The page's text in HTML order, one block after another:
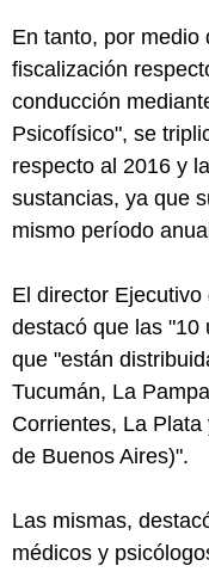
En tanto, por medio
fiscalización
conducción
Psicofísico", se
respecto al 2016 y
sustancias, ya que
mismo período
El director
destacó que las "10
que "están
Tucumán, La
Corrientes, La
de Buenos Aires)".
Las mismas,
médicos y